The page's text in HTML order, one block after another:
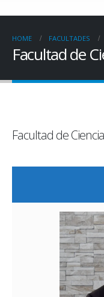
HOME FACULTADES
Facultad de
Facultad de